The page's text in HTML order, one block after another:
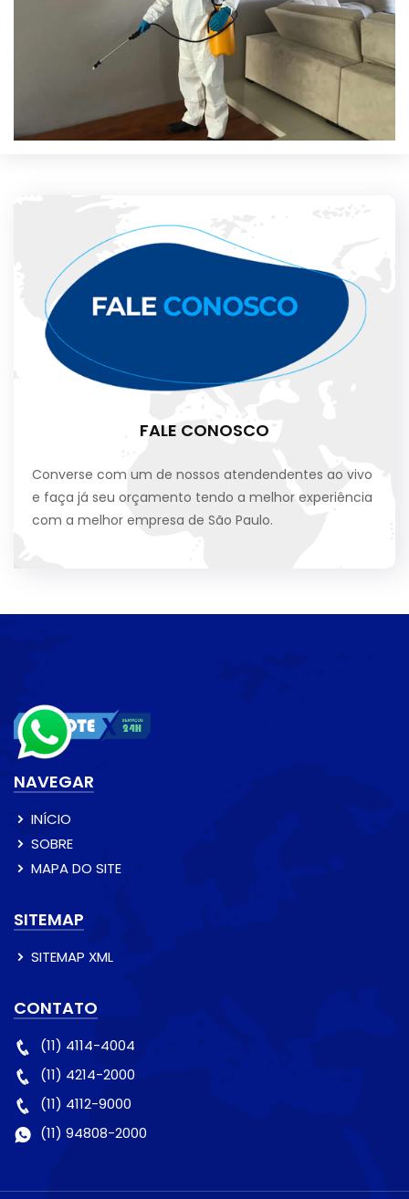
FALE CONOSCO
Converse com um de nossos atendendentes ao vivo
e faça já seu orçamento tendo a melhor experiência
com a melhor empresa de São Paulo.
NAVEGAR
INÍCIO
SOBRE
MAPA DO SITE
SITEMAP
SITEMAP XML
CONTATO
(11) 4114-4004
(11) 4214-2000
(11) 4112-9000
(11) 94808-2000